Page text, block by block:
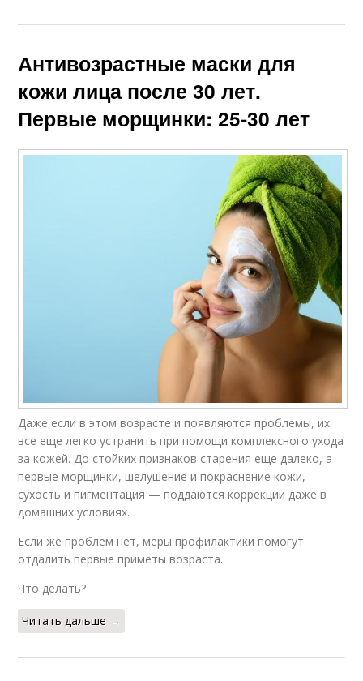
Антивозрастные маски для
кожи лица после 30 лет.
Первые морщинки: 25-30 лет
Даже если в этом возрасте и появляются проблемы, их
все еще легко устранить при помощи комплексного ухода
за кожей. До стойких признаков старения еще далеко, а
первые морщинки, шелушение и покраснение кожи,
сухость и пигментация — поддаются коррекции даже в
домашних условиях.
Если же проблем нет, меры профилактики помогут
отдалить первые приметы возраста.
Что делать?
Читать дальше →